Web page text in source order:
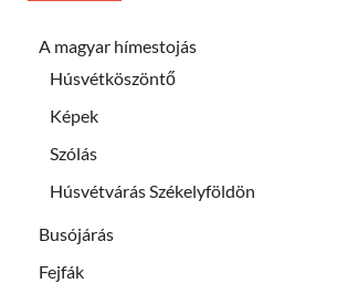
A magyar hímestojás
Húsvétköszöntő
Képek
Szólás
Húsvétvárás Székelyföldön
Busójárás
Fejfák